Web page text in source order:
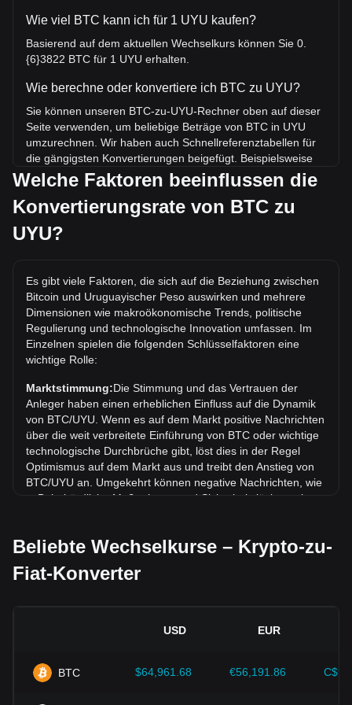
Wie viel BTC kann ich für 1 UYU kaufen?
Basierend auf dem aktuellen Wechselkurs können Sie 0.
{6}3822 BTC für 1 UYU erhalten.
Wie berechne oder konvertiere ich BTC zu UYU?
Sie können unseren BTC-zu-UYU-Rechner oben auf dieser
Seite verwenden, um beliebige Beträge von BTC in UYU
umzurechnen. Wir haben auch Schnellreferenztabellen für
die gängigsten Konvertierungen beigefügt. Beispielsweise
entsprechen 5 UYU 0.{5}1911 BTC, während 5 BTC etwa
13,083,315.64UYU kosten.
Was ist der höchste Kurs von BTC/UYU aller Zeiten?
Der bisherige Höchstkurs von 1 BTC in UYU liegt bei
Wie ist der Kurstrend von in UYU?
In den letzten 7 Tagen ist der Wechselkurs von Bitcoin
(BTC) um 2.94% gestiegen. Im letzten Monat ist der
Wechselkurs von Bitcoin (BTC) gegenüber Uruguayischer
Welche Faktoren beeinflussen die
Konvertierungsrate von BTC zu
UYU?
Es gibt viele Faktoren, die sich auf die Beziehung zwischen
Bitcoin und Uruguayischer Peso auswirken und mehrere
Dimensionen wie makroökonomische Trends, politische
Regulierung und technologische Innovation umfassen. Im
Einzelnen spielen die folgenden Schlüsselfaktoren eine
wichtige Rolle:
Marktstimmung:Die Stimmung und das Vertrauen der
Anleger haben einen erheblichen Einfluss auf die Dynamik
von BTC/UYU. Wenn es auf dem Markt positive Nachrichten
über die weit verbreitete Einführung von BTC oder wichtige
technologische Durchbrüche gibt, löst dies in der Regel
Optimismus auf dem Markt aus und treibt den Anstieg von
BTC/UYU an. Umgekehrt können negative Nachrichten, wie
z. B. behördliche Maßnahmen und Sicherheitslücken, eine
Die Regierungspolitik und die
Vorschriften, die Kryptowährungen umgeben, haben einen
können das Vertrauen der Anleger in Kryptowährungen
oder zu strenge Regulierungspolitik die Entwicklung von
Kryptowährungen behindern und ihren Wert sinken lassen.
Beliebte Wechselkurse – Krypto-zu-
Fiat-Konverter
USD EUR
BTC $64,961.68 €56,191.86